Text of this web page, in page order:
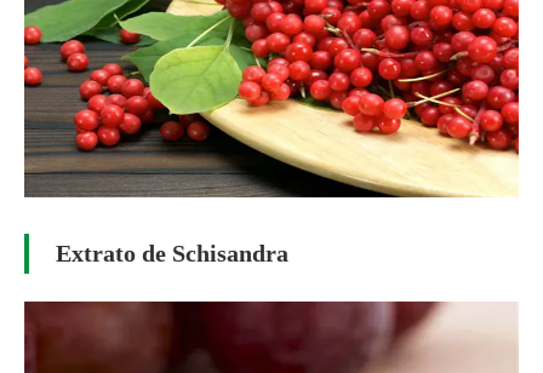
Extrato de Schisandra